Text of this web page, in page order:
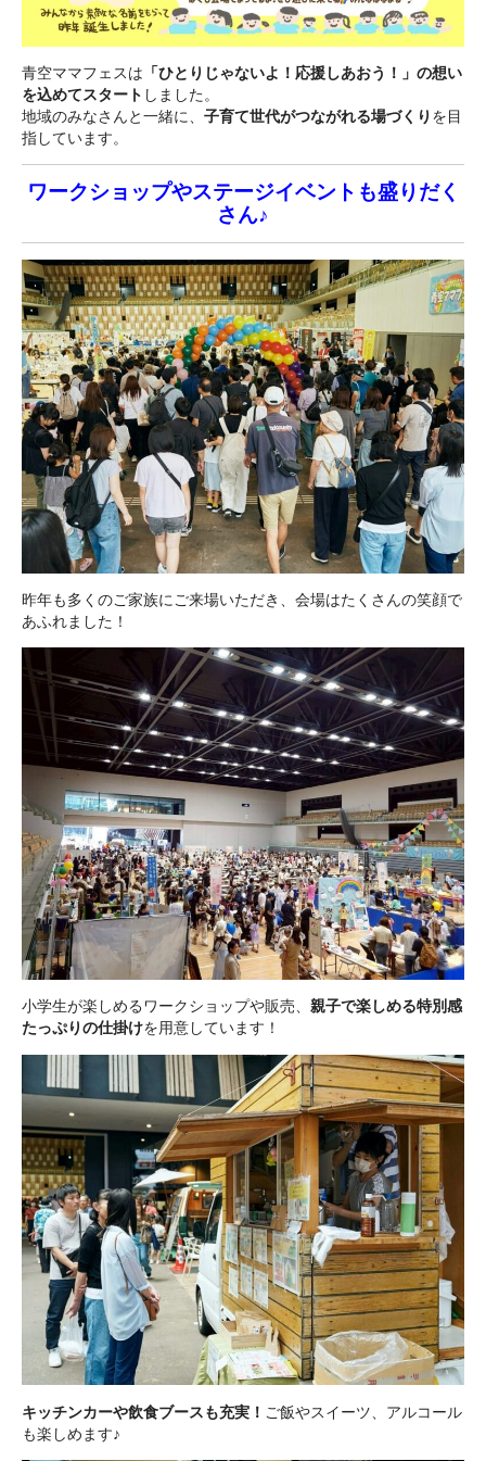
青空ママフェスは 「ひとりじゃないよ！応援しあおう！」の想い
を込めてスタート しました。
地域のみなさんと一緒に、 子育て世代がつながれる場づくり を目
指しています。
ワークショップやステージイベントも盛りだく
さん♪
昨年も多くのご家族にご来場いただき、会場はたくさんの笑顔で
あふれました！
小学生が楽しめるワークショップや販売、 親子で楽しめる特別感
たっぷりの仕掛けを用意しています！
キッチンカーや飲食ブースも充実！ ご飯やスイーツ、アルコール
も楽しめます♪